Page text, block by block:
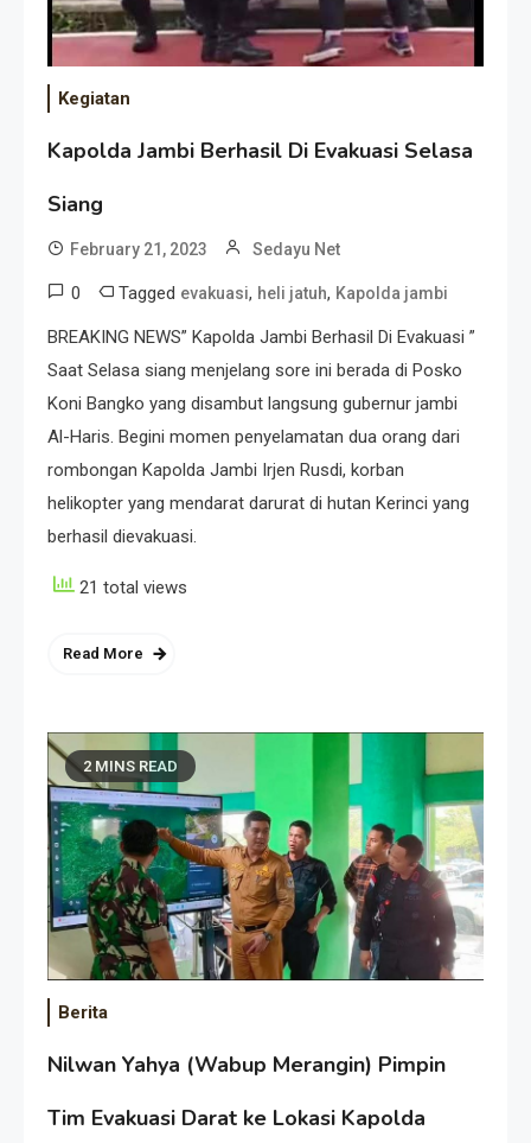
Kegiatan
Kapolda Jambi Berhasil Di Evakuasi Selasa
Siang
February 21, 2023 Sedayu Net
0 Tagged evakuasi, heli jatuh, Kapolda jambi
BREAKING NEWS” Kapolda Jambi Berhasil Di Evakuasi ”
Saat Selasa siang menjelang sore ini berada di Posko
Koni Bangko yang disambut langsung gubernur jambi
Al-Haris. Begini momen penyelamatan dua orang dari
rombongan Kapolda Jambi Irjen Rusdi, korban
helikopter yang mendarat darurat di hutan Kerinci yang
berhasil dievakuasi.
21 total views
Read More
2 MINS READ
Berita
Nilwan Yahya (Wabup Merangin) Pimpin
Tim Evakuasi Darat ke Lokasi Kapolda